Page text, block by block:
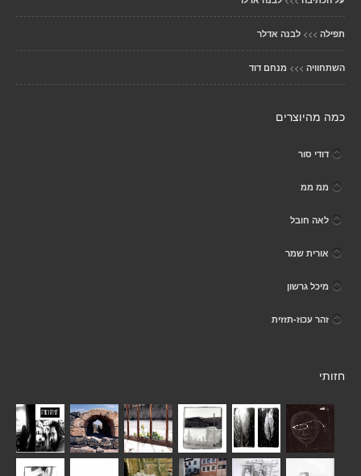
תפילה >>> לבנה אדלר
השתחוויה >>> מנחם דוד
כמה מהיוצרים
דודי סור
ממ ממ
לאה חובל
אורית שמר
מיכל גרשון
זהר עכוז-תזזית
חזותי